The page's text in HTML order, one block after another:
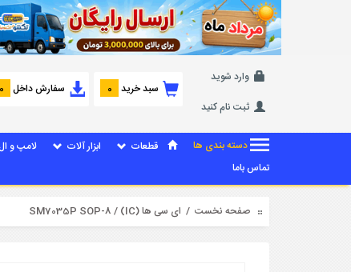
وارد شوید
ثبت نام کنید
سبد خرید 0 سفارش داخل 0
دسته بندی ها قطعات ابزار آلات لامپ و
تماس باما
صفحه نخست / ای سی ها (IC) / SM7035P SOP-8